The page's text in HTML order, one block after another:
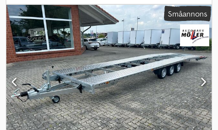
mm, Tillverkningsår:2025, Personbilst släp med Twist Lock-lås för
20 ft. container. LED-belysning, hjul 155 R12C 5x112, tandemaxel,
totalvikt 3500 kg, egenvikt ca 800 kg, varmgalvaniserad, 4 st.
vevbara stödben, nummerskyltshållare. 15 mm tjock filmbelagda
skivor med 10 surrningsöglor. Inkl. papper för registrering, 100
km/h-godkännande möjligt! Vi kan gärna erbjuda passande
container till släpet. Dcodpfjrq Iaqox Ad Njk
Småannons